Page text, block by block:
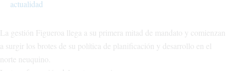
actualidad
La gestión Figueroa llega a su primera mitad de mandato y comienzan
a surgir los brotes de su política de planificación y desarrollo en el
norte neuquino.